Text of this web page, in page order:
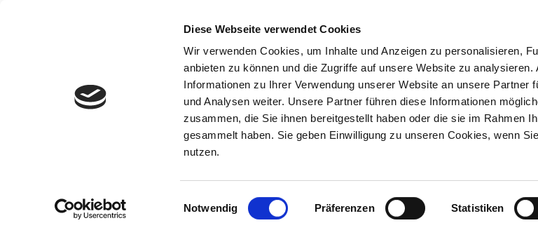
Diese Webseite verwendet Cookies
Wir verwenden Cookies, um Inhalte und Anzeigen zu personalisieren,
anbieten zu können und die Zugriffe auf unsere Website zu analysieren.
Informationen zu Ihrer Verwendung unserer Website an unsere Partner
und Analysen weiter. Unsere Partner führen diese Informationen
zusammen, die Sie ihnen bereitgestellt haben oder die sie im Rahmen
gesammelt haben. Sie geben Einwilligung zu unseren Cookies, wenn
nutzen.
Einwilligungsauswahl
Notwendig Präferenzen Statistiken
Home
Gut zu wissen
Lieferservice
Chinesische Medizin (TCM)
TCM-Bestellungen